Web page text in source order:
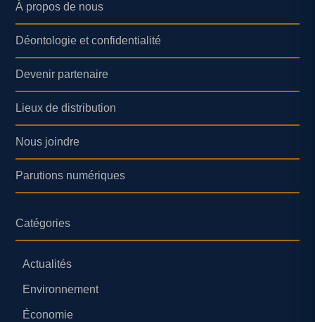
À propos de nous
Déontologie et confidentialité
Devenir partenaire
Lieux de distribution
Nous joindre
Parutions numériques
Catégories
Actualités
Environnement
Économie